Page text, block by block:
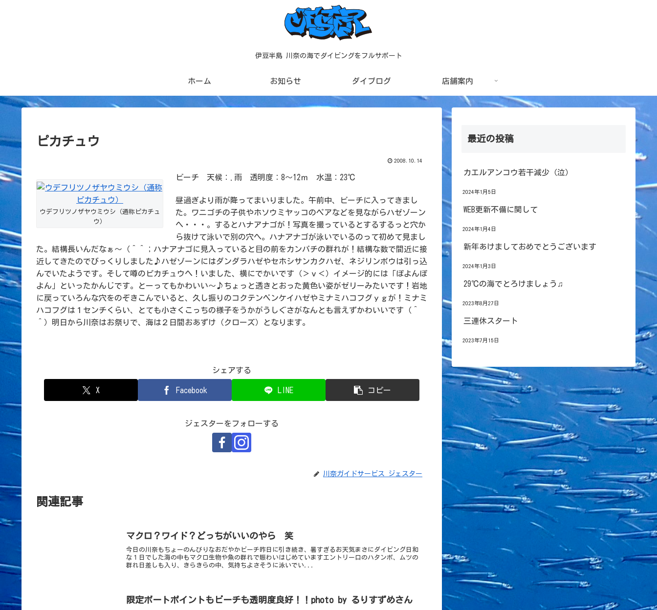
伊豆半島 川奈の海でダイビングをフルサポート
ホーム お知らせ ダイブログ 店舗案内
ピカチュウ
2008.10.14
ウデフリツノザヤウミウシ（通称ピカチュ
ウ）
ビーチ 天候：.雨 透明度：8～12ｍ 水温：23℃
昼過ぎより雨が降ってまいりました。午前中、ビーチに入ってきまし
た。ワニゴチの子供やホソウミヤッコのペアなどを見ながらハゼゾーン
へ・・・。するとハナアナゴが！写真を撮っているとするするっと穴か
ら抜けて泳いで別の穴へ。ハナアナゴが泳いでいるのって初めて見まし
た。結構長いんだなぁ～（＾＾；ハナアナゴに見入っていると目の前をカンパチの群れが！結構な数で間近に接
近してきたのでびっくりしました♪ハゼゾーンにはダンダラハゼやセホシサンカクハゼ、ネジリンボウは引っ込
んでいたようです。そして噂のピカチュウへ！いました、横にでかいです（＞ｖ＜）イメージ的には「ぽよんぽ
よん」といったかんじです。とーってもかわいい～♪ちょっと透きとおった黄色い姿がゼリーみたいです！岩地
に戻っていろんな穴をのぞきこんでいると、久し振りのコクテンベンケイハゼやミナミハコフグｙｇが！ミナミ
ハコフグは１センチくらい、とても小さくこっちの様子をうかがうしぐさがなんとも言えずかわいいです（＾
＾）明日から川奈はお祭りで、海は２日間おあずけ（クローズ）となります。
シェアする
X Facebook LINE コピー
ジェスターをフォローする
川奈ガイドサービス ジェスター
関連記事
マクロ？ワイド？どっちがいいのやら 笑
今日の川奈もちょーのんびりなおだやかビーチ昨日に引き続き、暑すぎるお天気まさにダイビング日和
な１日でした海の中もマクロ生物や魚の群れで賑わいはじめていますエントリー口のハタンポ、ムツの
群れ日差しも入り、きらきらの中、気持ちよさそうに泳いでい...
限定ボートポイントもビーチも透明度良好！！photo by るりすずめさん
最近の投稿
カエルアンコウ若干減少（泣）
2024年1月5日
WEB更新不備に関して
2024年1月4日
新年あけましておめでとうございます
2024年1月3日
29℃の海でとろけましょう♫
2023年8月27日
三連休スタート
2023年7月15日